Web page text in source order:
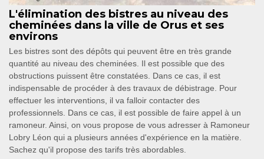
L'élimination des bistres au niveau des
cheminées dans la ville de Orus et ses
environs
Les bistres sont des dépôts qui peuvent être en très grande
quantité au niveau des cheminées. Il est possible que des
obstructions puissent être constatées. Dans ce cas, il est
indispensable de procéder à des travaux de débistrage. Pour
effectuer les interventions, il va falloir contacter des
professionnels. Dans ce cas, il est possible de faire appel à un
ramoneur. Ainsi, on vous propose de vous adresser à Ramoneur
Lobry Léon qui a plusieurs années d'expérience en la matière.
Sachez qu'il propose des tarifs très abordables.